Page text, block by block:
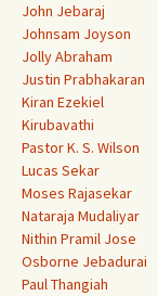
John Jebaraj
Johnsam Joyson
Jolly Abraham
Justin Prabhakaran
Kiran Ezekiel
Kirubavathi
Pastor K. S. Wilson
Lucas Sekar
Moses Rajasekar
Nataraja Mudaliyar
Nithin Pramil Jose
Osborne Jebadurai
Paul Thangiah